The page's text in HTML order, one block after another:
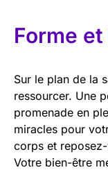
Forme
Sur le plan de la
ressourcer. Une
promenade en
miracles pour
corps et
Votre bien-être